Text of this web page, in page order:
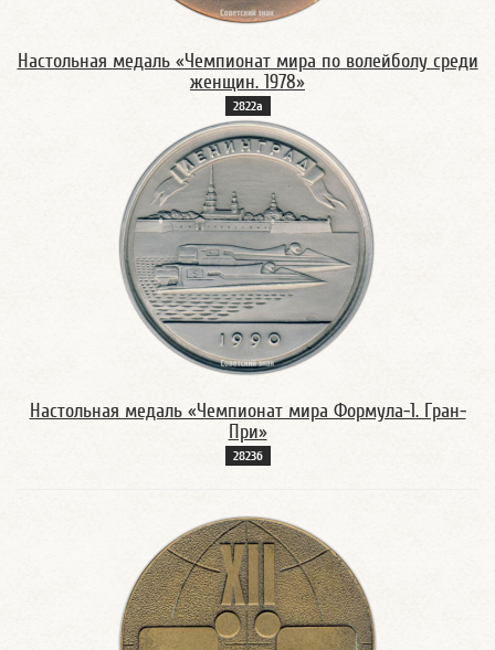
Настольная медаль «Чемпионат мира по волейболу среди
женщин. 1978»
2822а
Настольная медаль «Чемпионат мира Формула-1. Гран-
При»
2823б